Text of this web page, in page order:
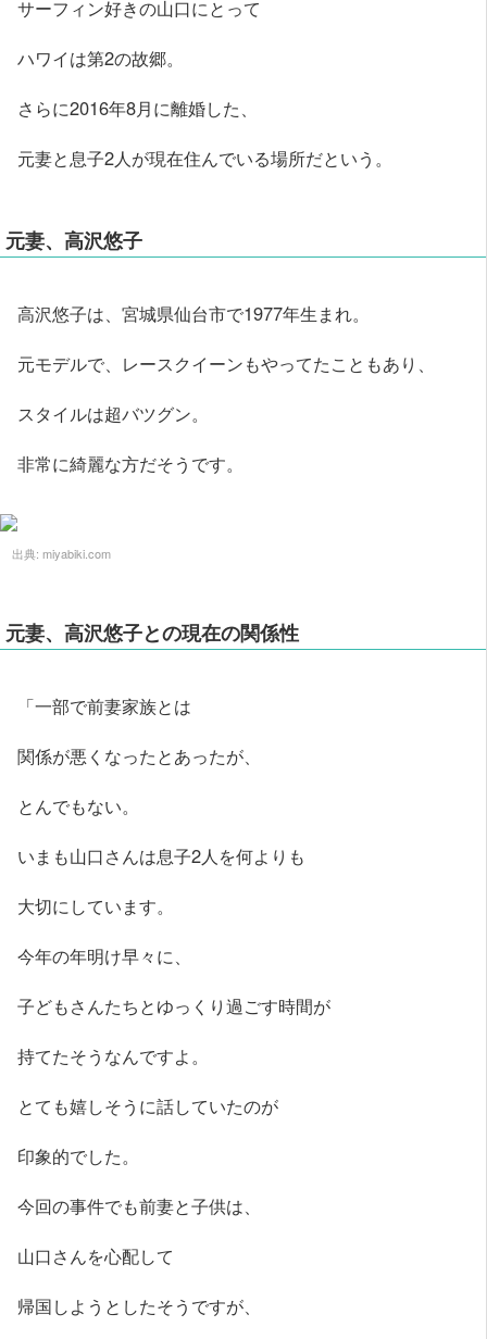
サーフィン好きの山口にとって
ハワイは第2の故郷。
さらに2016年8月に離婚した、
元妻と息子2人が現在住んでいる場所だという。
元妻、高沢悠子
高沢悠子は、宮城県仙台市で1977年生まれ。
元モデルで、レースクイーンもやってたこともあり、
スタイルは超バツグン。
非常に綺麗な方だそうです。
出典: miyabiki.com
元妻、高沢悠子との現在の関係性
「一部で前妻家族とは
関係が悪くなったとあったが、
とんでもない。
いまも山口さんは息子2人を何よりも
大切にしています。
今年の年明け早々に、
子どもさんたちとゆっくり過ごす時間が
持てたそうなんですよ。
とても嬉しそうに話していたのが
印象的でした。
今回の事件でも前妻と子供は、
山口さんを心配して
帰国しようとしたそうですが、